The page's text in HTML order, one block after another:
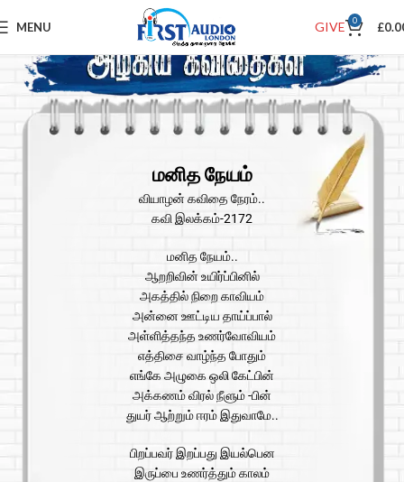
MENU GIVE 0 £
மனித நேயம்
வியாழன் கவிதை நேரம்..
கவி இலக்கம்-2172
மனித நேயம்..
ஆறறிவின் உயிர்ப்பினில்
அகத்தில் நிறை காவியம்
அன்னை ஊட்டிய தாய்ப்பால்
அள்ளித்தந்த உணர்வோவியம்
எத்திசை வாழ்ந்த போதும்
எங்கே அழுகை ஒலி கேட்பின்
அக்கணம் விரல் நீளும் -பின்
துயர் ஆற்றும் ஈரம் இதுவாமே..
பிறப்பவர் இறப்பது இயல்பென
இருப்பை உணர்த்தும் காலம்